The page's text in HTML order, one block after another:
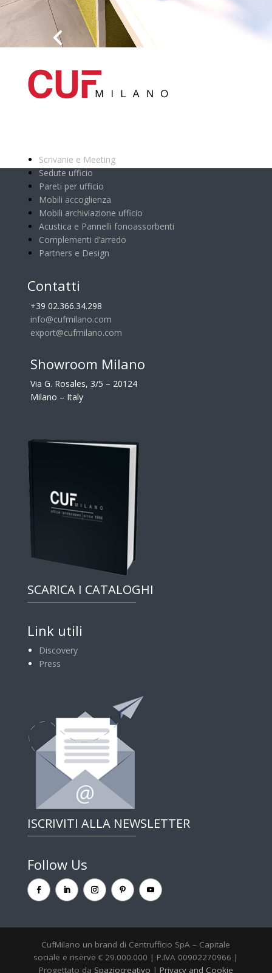
Scrivanie e Meeting
Sedute ufficio
Pareti per ufficio
Mobili accoglienza
Mobili archiviazione ufficio
Acustica e Pannelli fonoassorbenti
Complementi d’arredo
Partners e Design
Contatti
+39 02.366.34.298
info@cufmilano.com
export@cufmilano.com
Showroom Milano
Via G. Rosales, 3/5 – 20124
Milano – Italy
SCARICA I CATALOGHI
Link utili
Discovery
Press
ISCRIVITI ALLA NEWSLETTER
Follow Us
CufMilano un brand di Centrufficio SpA – Capitale
sociale e riserve € 29.000.000 | P.IVA 00902270966 |
Progettato da Spaziocreativo | Privacy and Cookie